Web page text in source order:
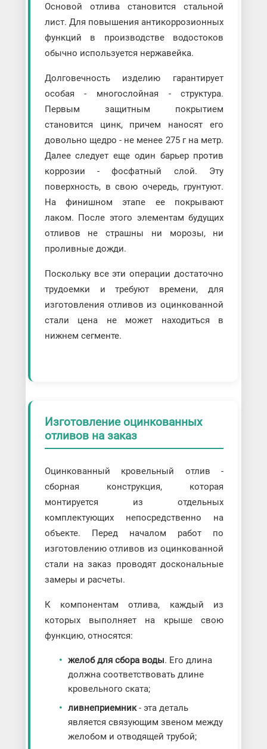
Основой отлива становится стальной
лист. Для повышения антикоррозионных
функций в производстве водостоков
обычно используется нержавейка.
Долговечность изделию гарантирует
особая - многослойная - структура.
Первым защитным покрытием
становится цинк, причем наносят его
довольно щедро - не менее 275 г на метр.
Далее следует еще один барьер против
коррозии - фосфатный слой. Эту
поверхность, в свою очередь, грунтуют.
На финишном этапе ее покрывают
лаком. После этого элементам будущих
отливов не страшны ни морозы, ни
проливные дожди.
Поскольку все эти операции достаточно
трудоемки и требуют времени, для
изготовления отливов из оцинкованной
стали цена не может находиться в
нижнем сегменте.
Изготовление оцинкованных
отливов на заказ
Оцинкованный кровельный отлив -
сборная конструкция, которая
монтируется из отдельных
комплектующих непосредственно на
объекте. Перед началом работ по
изготовлению отливов из оцинкованной
стали на заказ проводят доскональные
замеры и расчеты.
К компонентам отлива, каждый из
которых выполняет на крыше свою
функцию, относятся:
желоб для сбора воды. Его длина
должна соответствовать длине
кровельного ската;
ливнеприемник- эта деталь
является связующим звеном между
желобом и отводящей трубой;